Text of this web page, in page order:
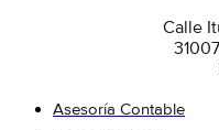
Calle
Asesoría Contable